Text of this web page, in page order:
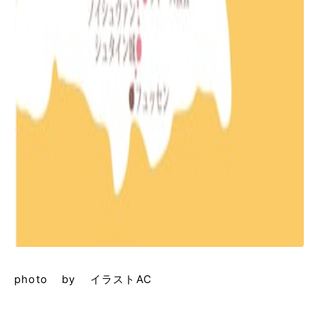
photo by イラストAC